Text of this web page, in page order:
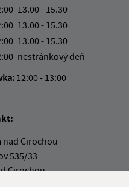
13.00 - 15.30
13.00 - 15.30
13.00 - 15.30
nestránkový deň
12:00 - 13:00
nad Cirochou
535/33
Cirochou